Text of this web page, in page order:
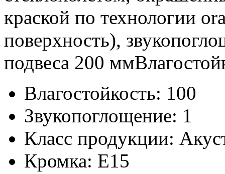
краской по технологии
поверхность),
подвеса 200
Влагостойкость: 100
Звукопоглощение: 1
Класс продукции:
Кромка: E15